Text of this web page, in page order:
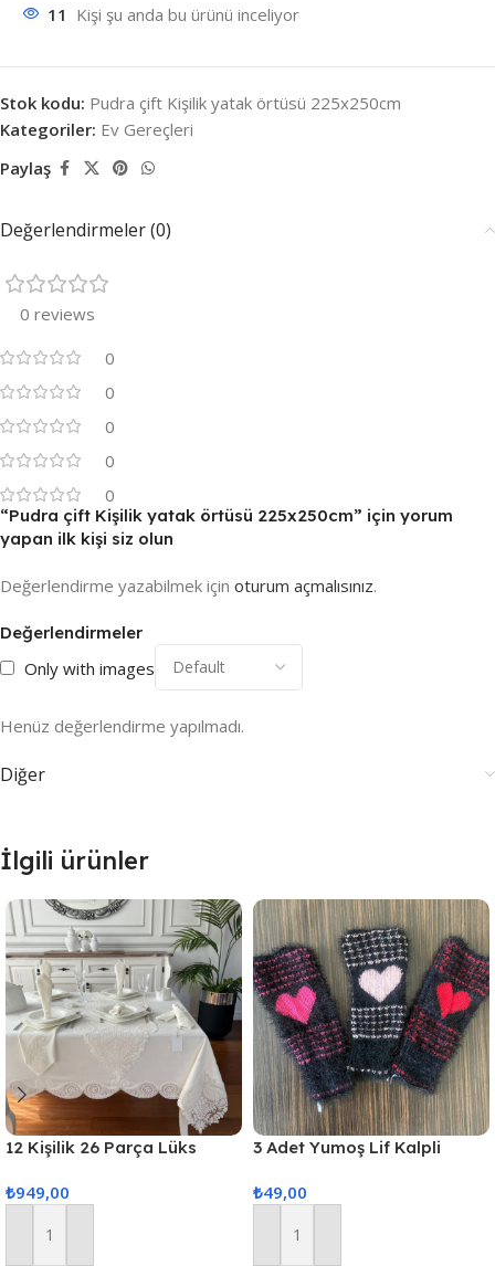
11 Kişi şu anda bu ürünü inceliyor
Stok kodu: Pudra çift Kişilik yatak örtüsü 225x250cm
Kategoriler: Ev Gereçleri
Paylaş
Değerlendirmeler (0)
0 reviews
0
0
0
0
0
Değerlendirmeler
Only with images
Henüz değerlendirme yapılmadı.
“Pudra çift Kişilik yatak örtüsü 225x250cm” için yorum
yapan ilk kişi siz olun
Değerlendirme yazabilmek için oturum açmalısınız.
Diğer
İlgili ürünler
12 Kişilik 26 Parça Lüks
Masa Örtüsü Seti
₺949,00
Sepete Ekle
3 Adet Yumoş Lif Kalpli
₺49,00
Sepete Ekle